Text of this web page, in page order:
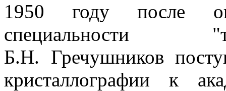
1950 году после
специальности
Б.Н. Гречушников
кристаллографии к